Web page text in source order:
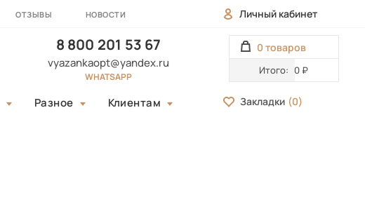
ОТЗЫВЫ НОВОСТИ Личный кабинет
8 800 201 53 67
vyazankaopt@yandex.ru
WHATSAPP
0 товаров
Итого: 0 ₽
Разное Клиентам Закладки (0)